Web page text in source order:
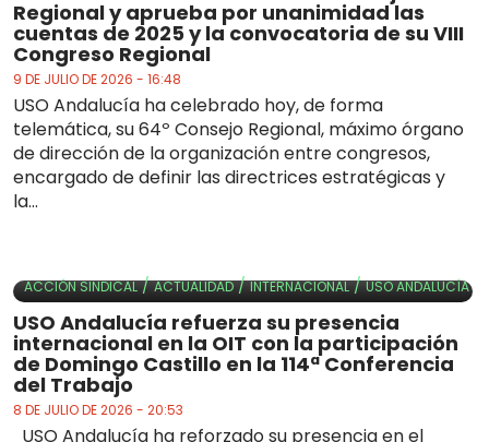
Regional y aprueba por unanimidad las
cuentas de 2025 y la convocatoria de su VIII
Congreso Regional
9 DE JULIO DE 2026 - 16:48
USO Andalucía ha celebrado hoy, de forma
telemática, su 64º Consejo Regional, máximo órgano
de dirección de la organización entre congresos,
encargado de definir las directrices estratégicas y
la...
ACCIÓN SINDICAL/ACTUALIDAD/INTERNACIONAL/USO ANDALUCÍA
USO Andalucía refuerza su presencia
internacional en la OIT con la participación
de Domingo Castillo en la 114ª Conferencia
del Trabajo
8 DE JULIO DE 2026 - 20:53
USO Andalucía ha reforzado su presencia en el